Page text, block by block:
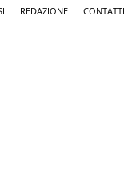
REDAZIONE CONTATTI